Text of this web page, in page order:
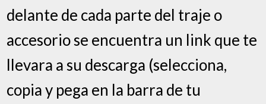
delante de cada parte del traje o
accesorio se encuentra un link que te
llevara a su descarga (selecciona,
copia y pega en la barra de tu